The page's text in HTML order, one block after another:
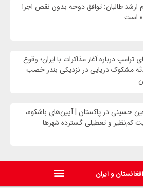
ارشد طالبان: توافق دوحه بدون نقص اجرا
است
ترامپ درباره آغاز مذاکرات با ایران؛ وقوع
مشکوک دریایی در نزدیکی بندر خصب
حسینی در پاکستان | آیین‌های باشکوه،
کم‌نظیر و تعطیلی گسترده شهرها
و ایران